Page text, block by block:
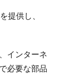
提供し、
インターネ
必要な部品